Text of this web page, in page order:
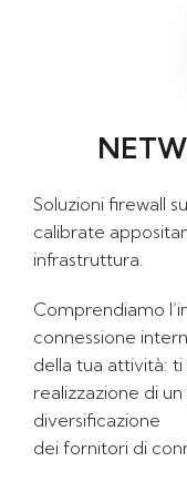
Soluzioni firewall
calibrate
infrastruttura.
Comprendiamo
connessione
della tua attività:
realizzazione di
diversificazione
dei fornitori di